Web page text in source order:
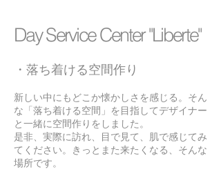
Day Service Center "Liberte"
​・落ち着ける空間作り
新しい中にもどこか懐かしさを感じる。そん
な「落ち着ける空間」を目指してデザイナー
と一緒に空間作りをしました。
​是非、実際に訪れ、目で見て、肌で感じてみ
てください。きっとまた来たくなる、そんな
場所です。